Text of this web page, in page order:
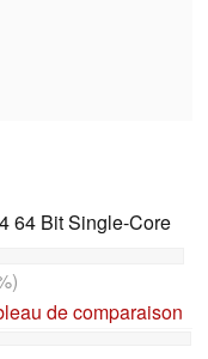
64 Bit Single-Core
de comparaison